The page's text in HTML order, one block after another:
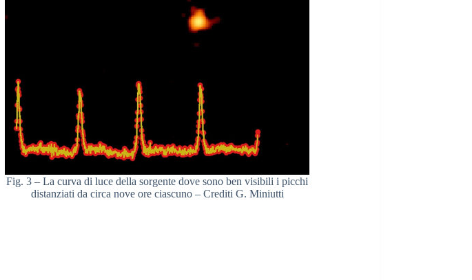
Fig. 3 – La curva di luce della sorgente dove sono ben visibili i picchi
distanziati da circa nove ore ciascuno – Crediti G. Miniutti